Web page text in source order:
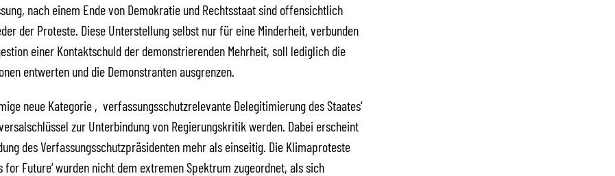
nach einem Ende von Demokratie und Rechtsstaat sind offensichtlich
der Proteste. Diese Unterstellung selbst nur für eine Minderheit, verbunden
einer Kontaktschuld der demonstrierenden Mehrheit, soll lediglich die
entwerten und die Demonstranten ausgrenzen.
neue Kategorie ‚verfassungsschutzrelevante Delegitimierung des Staates‘
zur Unterbindung von Regierungskritik werden. Dabei erscheint
des Verfassungsschutzpräsidenten mehr als einseitig. Die Klimaproteste
for Future‘ wurden nicht dem extremen Spektrum zugeordnet, als sich